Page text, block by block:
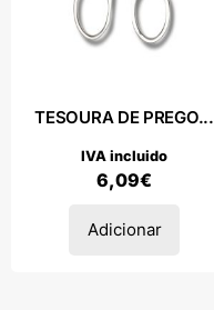
TESOURA DE PREGO...
6,09€
IVA incluido
Adicionar